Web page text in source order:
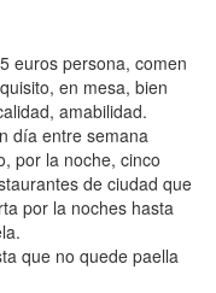
euros persona, comen
en mesa, bien
amabilidad.
día entre semana
por la noche, cinco
de ciudad que
por la noches hasta
que no quede paella